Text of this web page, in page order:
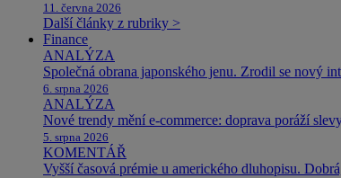
11. června 2026
Další články z rubriky >
Finance
ANALÝZA
Společná obrana japonského jenu. Zrodil se nový
6. srpna 2026
ANALÝZA
Nové trendy mění e-commerce: doprava poráží
5. srpna 2026
KOMENTÁŘ
Vyšší časová prémie u amerického dluhopisu.